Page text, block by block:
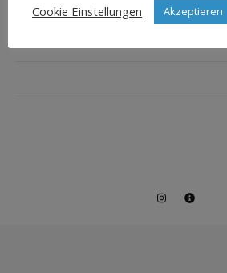
Cookie Einstellungen
Akzeptieren